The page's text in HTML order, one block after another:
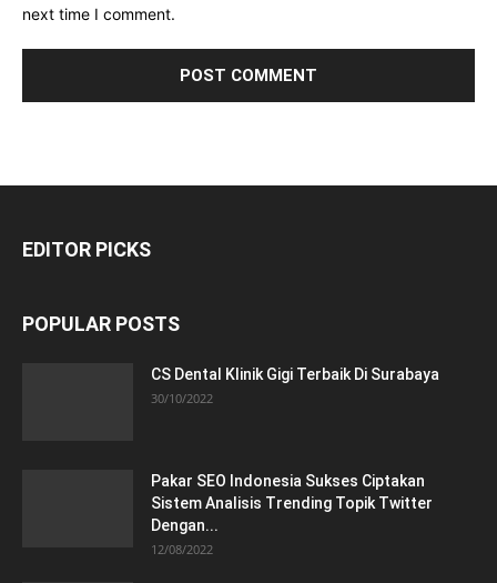
next time I comment.
EDITOR PICKS
POPULAR POSTS
CS Dental Klinik Gigi Terbaik Di Surabaya
30/10/2022
Pakar SEO Indonesia Sukses Ciptakan
Sistem Analisis Trending Topik Twitter
Dengan...
12/08/2022